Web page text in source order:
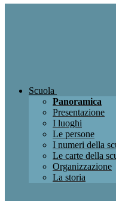
Scuola
Panoramica
Presentazione
I luoghi
Le persone
I numeri della
Le carte della
Organizzazione
La storia